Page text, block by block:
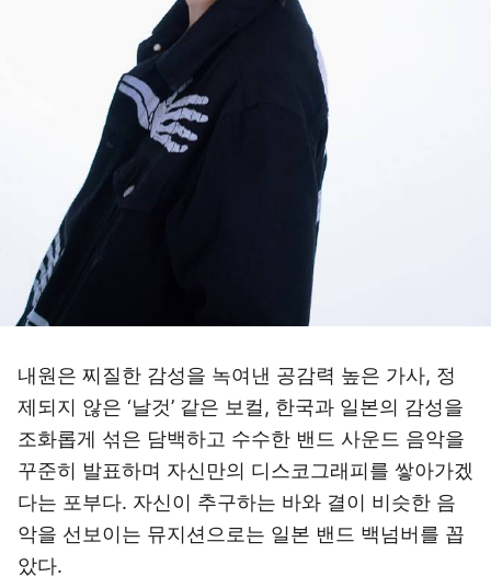
내원은 찌질한 감성을 녹여낸 공감력 높은 가사, 정
제되지 않은 ‘날것’ 같은 보컬, 한국과 일본의 감성을
조화롭게 섞은 담백하고 수수한 밴드 사운드 음악을
꾸준히 발표하며 자신만의 디스코그래피를 쌓아가겠
다는 포부다. 자신이 추구하는 바와 결이 비슷한 음
악을 선보이는 뮤지션으로는 일본 밴드 백넘버를 꼽
았다.